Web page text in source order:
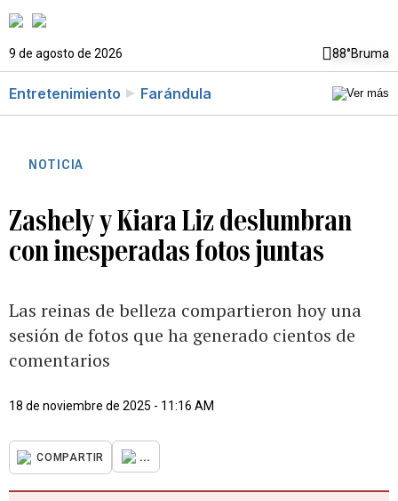
9 de agosto de 2026 88°Bruma
Entretenimiento Farándula
NOTICIA
Zashely y Kiara Liz deslumbran
con inesperadas fotos juntas
Las reinas de belleza compartieron hoy una
sesión de fotos que ha generado cientos de
comentarios
18 de noviembre de 2025 - 11:16 AM
COMPARTIR ...